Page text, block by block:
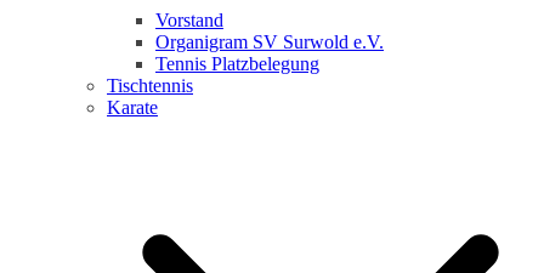
Vorstand
Organigram SV Surwold e.V.
Tennis Platzbelegung
Tischtennis
Karate